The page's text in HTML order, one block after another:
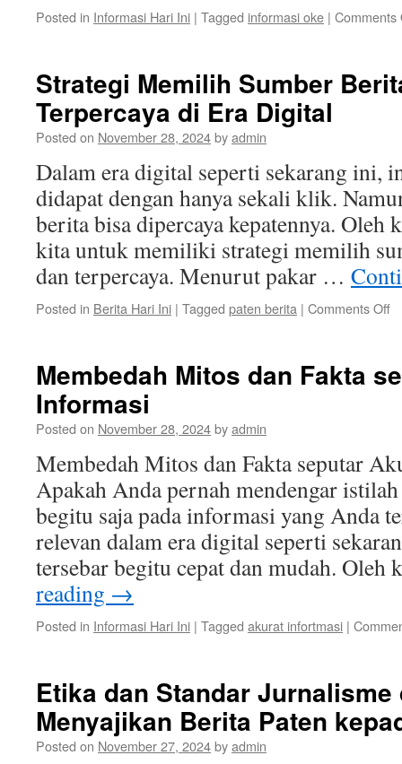
Posted in Informasi Hari Ini | Tagged informasi oke | Comments
Strategi Memilih Sumber
Terpercaya di Era Digital
Posted on November 28, 2024byadmin
Dalam era digital seperti sekarang ini,
didapat dengan hanya sekali klik.
berita bisa dipercaya kepatennya. Oleh
kita untuk memiliki strategi memilih
dan terpercaya. Menurut pakar …
Posted in Berita Hari Ini | Tagged paten berita | Comments Off
di
Membedah Mitos dan Fakta
Informasi
Posted on November 28, 2024byadmin
Membedah Mitos dan Fakta seputar
Apakah Anda pernah mendengar istilah
begitu saja pada informasi yang Anda
relevan dalam era digital seperti
tersebar begitu cepat dan mudah.
reading →
Posted in Informasi Hari Ini | Tagged akurat infortmasi |
Etika dan Standar Jurnalisme
Menyajikan Berita Paten
Posted on November 27, 2024byadmin